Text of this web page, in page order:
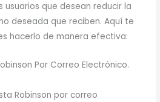
que desean reducir la
deseada que reciben. Aquí te
hacerlo de manera efectiva:
Por Correo Electrónico.
Robinson por correo